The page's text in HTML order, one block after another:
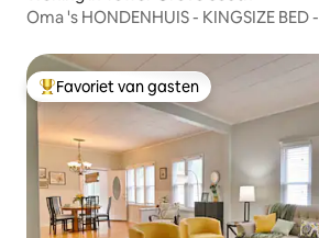
Oma 's HONDENHUIS - KINGSIZE
Topfavoriet van gasten
Favoriet van gasten